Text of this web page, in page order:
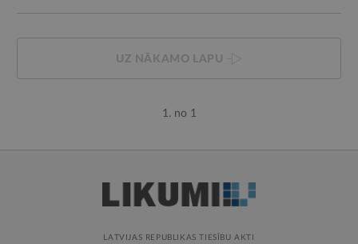
UZ NĀKAMO LAPU
1. no 1
LATVIJAS REPUBLIKAS TIESĪBU AKTI